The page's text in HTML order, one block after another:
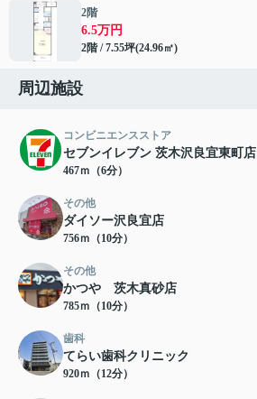
2階
6.5万円
2階 / 7.55坪(24.96㎡)
周辺施設
コンビニエンスストア
セブンイレブン 茨木沢良宜東町店
467ｍ（6分）
その他
ダイソー沢良宜店
756ｍ（10分）
その他
かつや 茨木真砂店
785ｍ（10分）
歯科
てらい歯科クリニック
920ｍ（12分）